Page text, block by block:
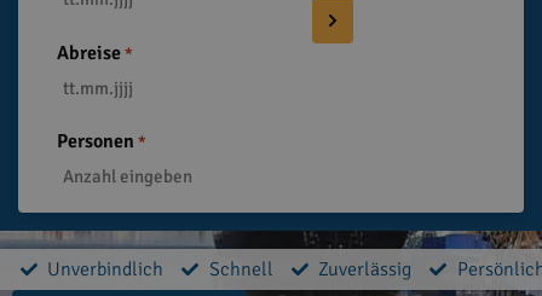
Abreise *
Personen *
Unverbindlich Schnell Zuverlässig